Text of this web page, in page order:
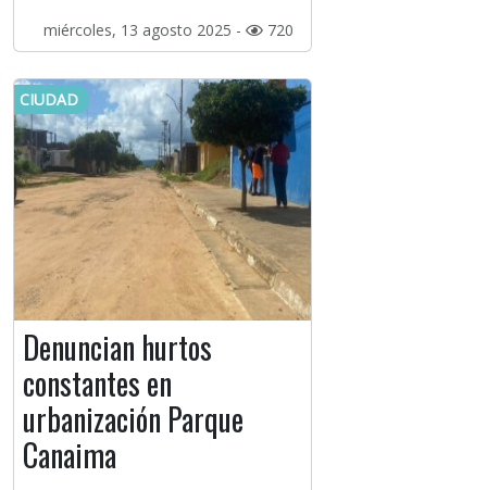
miércoles, 13 agosto 2025 - 720
CIUDAD
Denuncian hurtos
constantes en
urbanización Parque
Canaima